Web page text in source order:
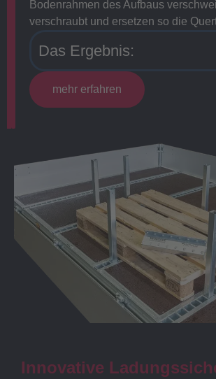
Bodenrahmen des Aufbaus
verschraubt und ersetzen so die
Das Ergebnis:
mehr erfahren
Innovative